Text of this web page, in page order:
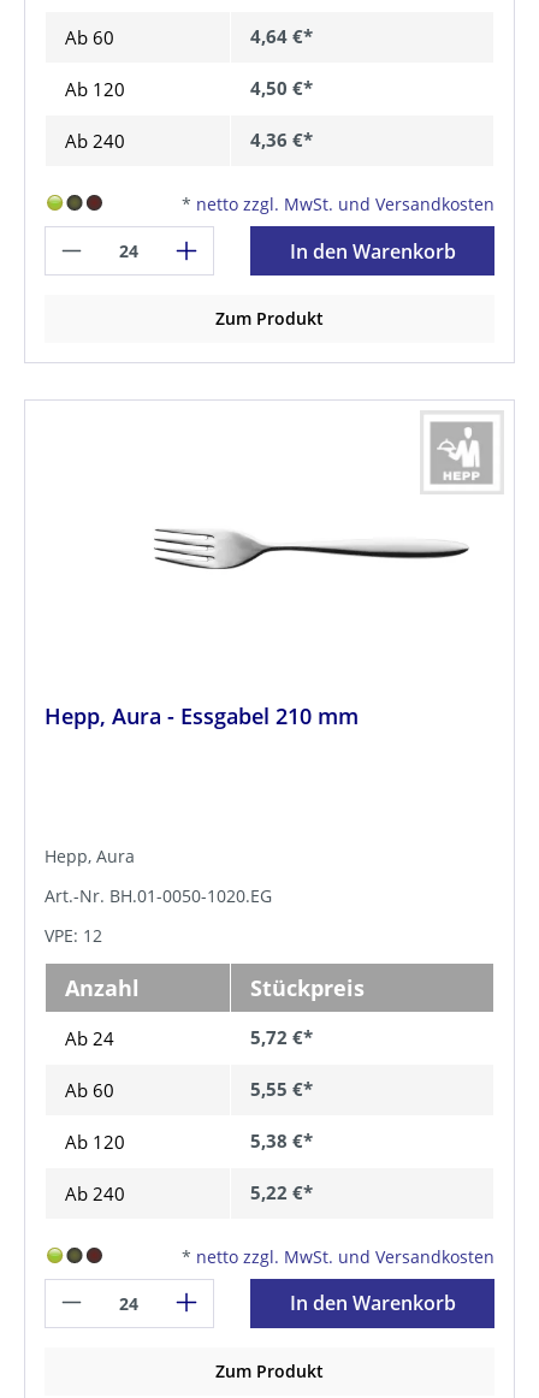
Ab 60 4,64 €*
Ab 120 4,50 €*
Ab 240 4,36 €*
* netto zzgl. MwSt. und Versandkosten
In den Warenkorb
Zum Produkt
Hepp, Aura - Essgabel 210 mm
Hepp, Aura
Art.-Nr. BH.01-0050-1020.EG
VPE: 12
Anzahl Stückpreis
Ab 24 5,72 €*
Ab 60 5,55 €*
Ab 120 5,38 €*
Ab 240 5,22 €*
* netto zzgl. MwSt. und Versandkosten
In den Warenkorb
Zum Produkt